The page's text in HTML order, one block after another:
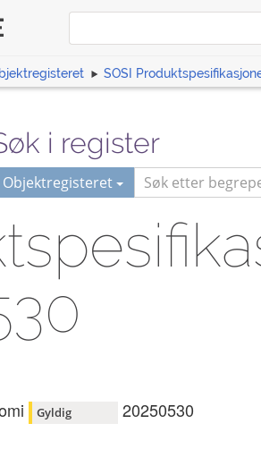
SOSI
i register
Objektregisteret
Gyldig 20250530